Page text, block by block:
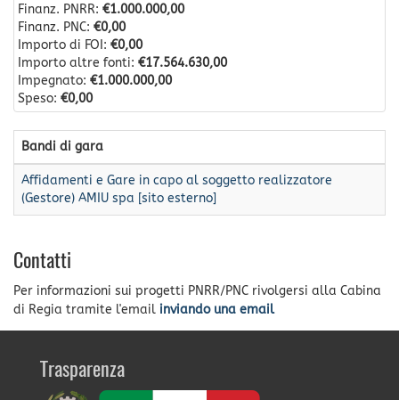
Finanz. PNRR: €1.000.000,00
Finanz. PNC: €0,00
Importo di FOI: €0,00
Importo altre fonti: €17.564.630,00
Impegnato: €1.000.000,00
Speso: €0,00
Bandi di gara
Affidamenti e Gare in capo al soggetto realizzatore
(Gestore) AMIU spa [sito esterno]
Contatti
Per informazioni sui progetti PNRR/PNC rivolgersi alla Cabina
di Regia tramite l'email inviando una email
Trasparenza